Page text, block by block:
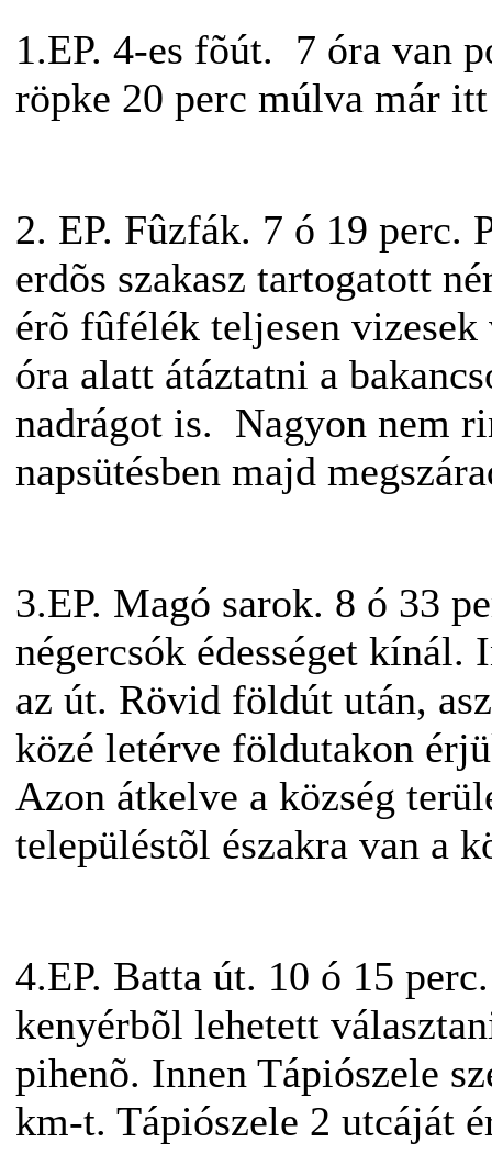
1.EP. 4-es fõút. 7 óra van
röpke 20 perc múlva már
2. EP. Fûzfák. 7 ó 19 perc.
erdõs szakasz tartogatott
érõ fûfélék teljesen
óra alatt átáztatni a
nadrágot is. Nagyon nem
napsütésben majd
3.EP. Magó sarok. 8 ó 33
négercsók édességet
az út. Rövid földút után,
közé letérve földutakon
Azon átkelve a község
településtõl északra van a
4.EP. Batta út. 10 ó 15
kenyérbõl lehetett
pihenõ. Innen Tápiószele
km-t. Tápiószele 2 utcáját